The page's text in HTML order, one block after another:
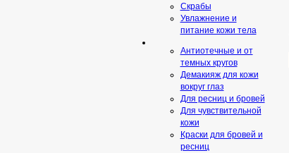
Скрaбы
Увлажнение и
питание кожи тела
Антиотечные и от
темных кругов
Демакияж для кожи
вокруг глаз
Для ресниц и бровей
Для чувствительной
кожи
Краски для бровей и
ресниц